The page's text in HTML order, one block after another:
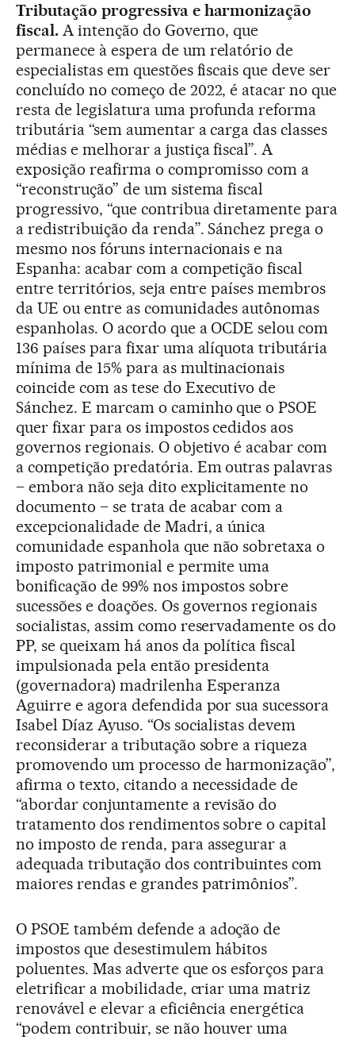
Tributação progressiva e harmonização
fiscal. A intenção do Governo, que
permanece à espera de um relatório de
especialistas em questões fiscais que deve ser
concluído no começo de 2022, é atacar no que
resta de legislatura uma profunda reforma
tributária “sem aumentar a carga das classes
médias e melhorar a justiça fiscal”. A
exposição reafirma o compromisso com a
“reconstrução” de um sistema fiscal
progressivo, “que contribua diretamente para
a redistribuição da renda”. Sánchez prega o
mesmo nos fóruns internacionais e na
Espanha: acabar com a competição fiscal
entre territórios, seja entre países membros
da UE ou entre as comunidades autônomas
espanholas. O acordo que a OCDE selou com
136 países para fixar uma alíquota tributária
mínima de 15% para as multinacionais
coincide com as tese do Executivo de
Sánchez. E marcam o caminho que o PSOE
quer fixar para os impostos cedidos aos
governos regionais. O objetivo é acabar com
a competição predatória. Em outras palavras
– embora não seja dito explicitamente no
documento – se trata de acabar com a
excepcionalidade de Madri, a única
comunidade espanhola que não sobretaxa o
imposto patrimonial e permite uma
bonificação de 99% nos impostos sobre
sucessões e doações. Os governos regionais
socialistas, assim como reservadamente os do
PP, se queixam há anos da política fiscal
impulsionada pela então presidenta
(governadora) madrilenha Esperanza
Aguirre e agora defendida por sua sucessora
Isabel Díaz Ayuso. “Os socialistas devem
reconsiderar a tributação sobre a riqueza
promovendo um processo de harmonização”,
afirma o texto, citando a necessidade de
“abordar conjuntamente a revisão do
tratamento dos rendimentos sobre o capital
no imposto de renda, para assegurar a
adequada tributação dos contribuintes com
maiores rendas e grandes patrimônios”.
O PSOE também defende a adoção de
impostos que desestimulem hábitos
poluentes. Mas adverte que os esforços para
eletrificar a mobilidade, criar uma matriz
renovável e elevar a eficiência energética
“podem contribuir, se não houver uma